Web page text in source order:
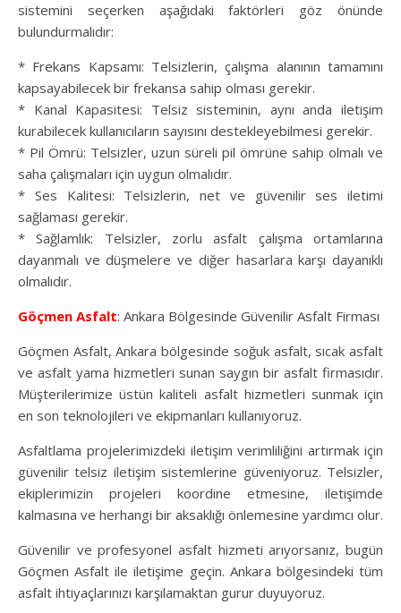
sistemini seçerken aşağıdaki faktörleri göz önünde
bulundurmalıdır:
* Frekans Kapsamı: Telsizlerin, çalışma alanının tamamını
kapsayabilecek bir frekansa sahip olması gerekir.
* Kanal Kapasitesi: Telsiz sisteminin, aynı anda iletişim
kurabilecek kullanıcıların sayısını destekleyebilmesi gerekir.
* Pil Ömrü: Telsizler, uzun süreli pil ömrüne sahip olmalı ve
saha çalışmaları için uygun olmalıdır.
* Ses Kalitesi: Telsizlerin, net ve güvenilir ses iletimi
sağlaması gerekir.
* Sağlamlık: Telsizler, zorlu asfalt çalışma ortamlarına
dayanmalı ve düşmelere ve diğer hasarlara karşı dayanıklı
olmalıdır.
Göçmen Asfalt: Ankara Bölgesinde Güvenilir Asfalt Firması
Göçmen Asfalt, Ankara bölgesinde soğuk asfalt, sıcak asfalt
ve asfalt yama hizmetleri sunan saygın bir asfalt firmasıdır.
Müşterilerimize üstün kaliteli asfalt hizmetleri sunmak için
en son teknolojileri ve ekipmanları kullanıyoruz.
Asfaltlama projelerimizdeki iletişim verimliliğini artırmak için
güvenilir telsiz iletişim sistemlerine güveniyoruz. Telsizler,
ekiplerimizin projeleri koordine etmesine, iletişimde
kalmasına ve herhangi bir aksaklığı önlemesine yardımcı olur.
Güvenilir ve profesyonel asfalt hizmeti arıyorsanız, bugün
Göçmen Asfalt ile iletişime geçin. Ankara bölgesindeki tüm
asfalt ihtiyaçlarınızı karşılamaktan gurur duyuyoruz.